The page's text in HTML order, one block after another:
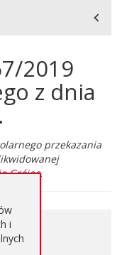
2019
z dnia
przekazania
Grójec.
i